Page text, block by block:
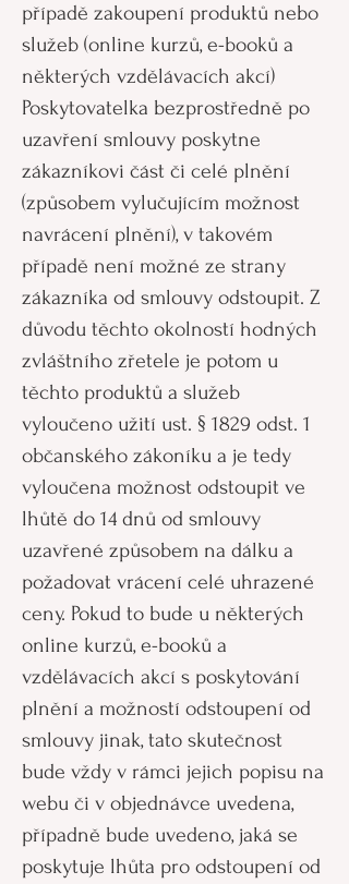
případě zakoupení produktů nebo
služeb (online kurzů, e-booků a
některých vzdělávacích akcí)
Poskytovatelka bezprostředně po
uzavření smlouvy poskytne
zákazníkovi část či celé plnění
(způsobem vylučujícím možnost
navrácení plnění), v takovém
případě není možné ze strany
zákazníka od smlouvy odstoupit. Z
důvodu těchto okolností hodných
zvláštního zřetele je potom u
těchto produktů a služeb
vyloučeno užití ust. § 1829 odst. 1
občanského zákoníku a je tedy
vyloučena možnost odstoupit ve
lhůtě do 14 dnů od smlouvy
uzavřené způsobem na dálku a
požadovat vrácení celé uhrazené
ceny. Pokud to bude u některých
online kurzů, e-booků a
vzdělávacích akcí s poskytování
plnění a možností odstoupení od
smlouvy jinak, tato skutečnost
bude vždy v rámci jejich popisu na
webu či v objednávce uvedena,
případně bude uvedeno, jaká se
poskytuje lhůta pro odstoupení od